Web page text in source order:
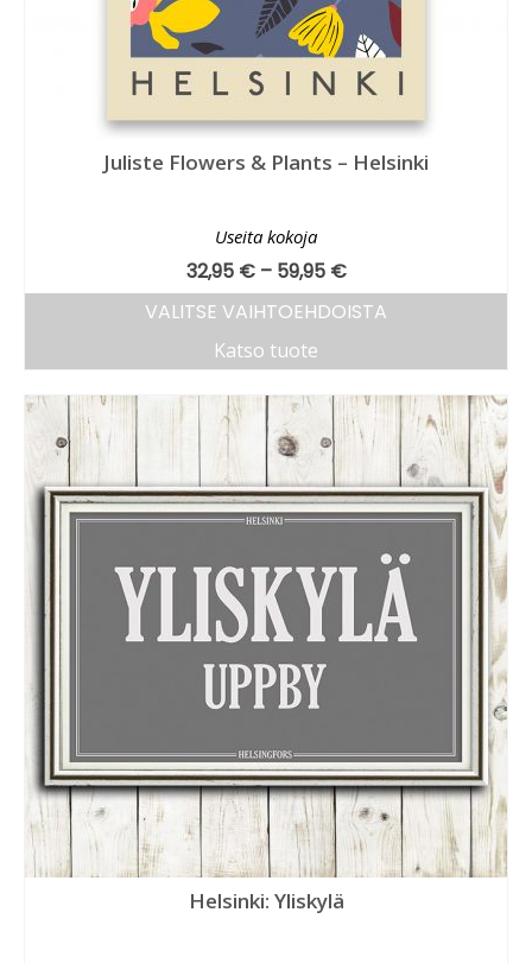
Juliste Flowers & Plants – Helsinki
Useita kokoja
32,95 € – 59,95 €
VALITSE VAIHTOEHDOISTA
Katso tuote
Helsinki: Yliskylä